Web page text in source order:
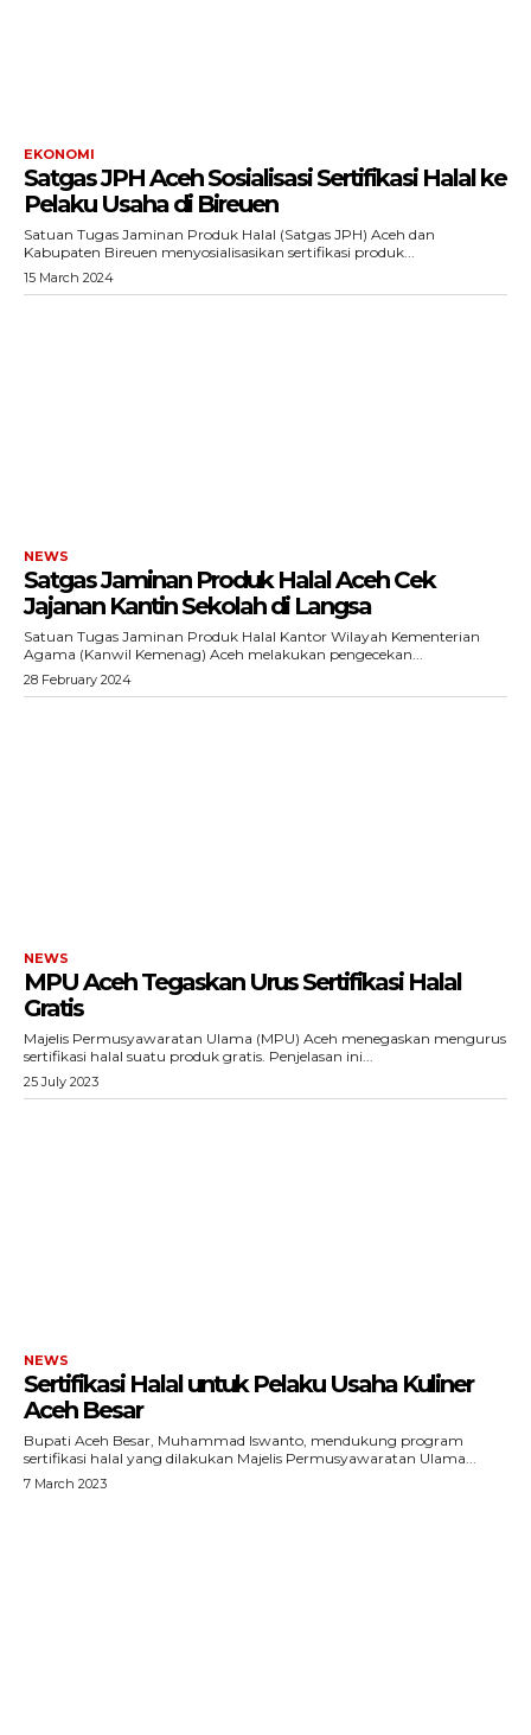
Histori
Gaya Hidup
Hiburan
Opini
Tentang Kami
Redaksi
Kebijakan Pengguna
Pedoman Dewan Pers
Hubungi Kami
EKONOMI
Satgas JPH Aceh Sosialisasi Sertifikasi Halal ke
Pelaku Usaha di Bireuen
Satuan Tugas Jaminan Produk Halal (Satgas JPH) Aceh dan
Kabupaten Bireuen menyosialisasikan sertifikasi produk...
15 March 2024
NEWS
Satgas Jaminan Produk Halal Aceh Cek
Jajanan Kantin Sekolah di Langsa
Satuan Tugas Jaminan Produk Halal Kantor Wilayah Kementerian
Agama (Kanwil Kemenag) Aceh melakukan pengecekan...
28 February 2024
NEWS
MPU Aceh Tegaskan Urus Sertifikasi Halal
Gratis
Majelis Permusyawaratan Ulama (MPU) Aceh menegaskan mengurus
sertifikasi halal suatu produk gratis. Penjelasan ini...
25 July 2023
NEWS
Sertifikasi Halal untuk Pelaku Usaha Kuliner
Aceh Besar
Bupati Aceh Besar, Muhammad Iswanto, mendukung program
sertifikasi halal yang dilakukan Majelis Permusyawaratan Ulama...
7 March 2023